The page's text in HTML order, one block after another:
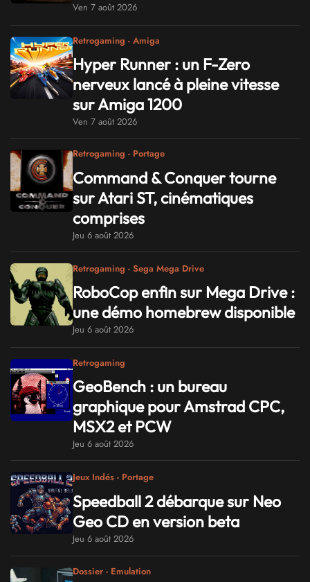
Ven 7 août 2026
Retrogaming - Amiga
Hyper Runner : un F-Zero
nerveux lancé à pleine vitesse
sur Amiga 1200
Ven 7 août 2026
Retrogaming - Portage
Command & Conquer tourne
sur Atari ST, cinématiques
comprises
Jeu 6 août 2026
Retrogaming - Sega Mega Drive
RoboCop enfin sur Mega Drive :
une démo homebrew disponible
Jeu 6 août 2026
Retrogaming
GeoBench : un bureau
graphique pour Amstrad CPC,
MSX2 et PCW
Jeu 6 août 2026
Jeux Indés - Portage
Speedball 2 débarque sur Neo
Geo CD en version beta
Jeu 6 août 2026
Dossier - Emulation